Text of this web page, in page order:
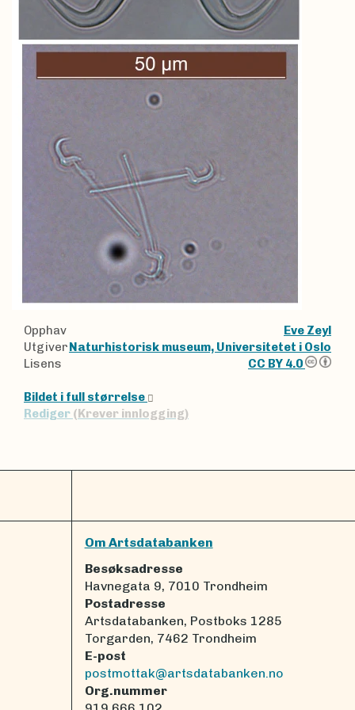
Opphav
Eve Zeyl
UtgiverNaturhistorisk museum, Universitetet i Oslo
Lisens
CC BY 4.0
Bildet i full størrelse
Rediger (Krever innlogging)
Om Artsdatabanken
Besøksadresse
Havnegata 9, 7010 Trondheim
Postadresse
Artsdatabanken, Postboks 1285
Torgarden, 7462 Trondheim
E-post
postmottak@artsdatabanken.no
Org.nummer